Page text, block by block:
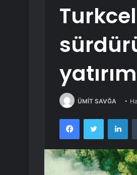
yatırım
ÜMİT SAVĞA
FacebookTwitter